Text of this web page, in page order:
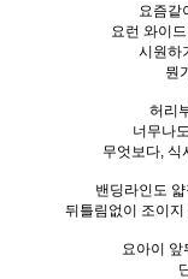
요즘같
요런 와이
시원하
뭔
허리
너무나
무엇보다, 식
밴딩라인도
뒤틀림없이 조이지
요아이